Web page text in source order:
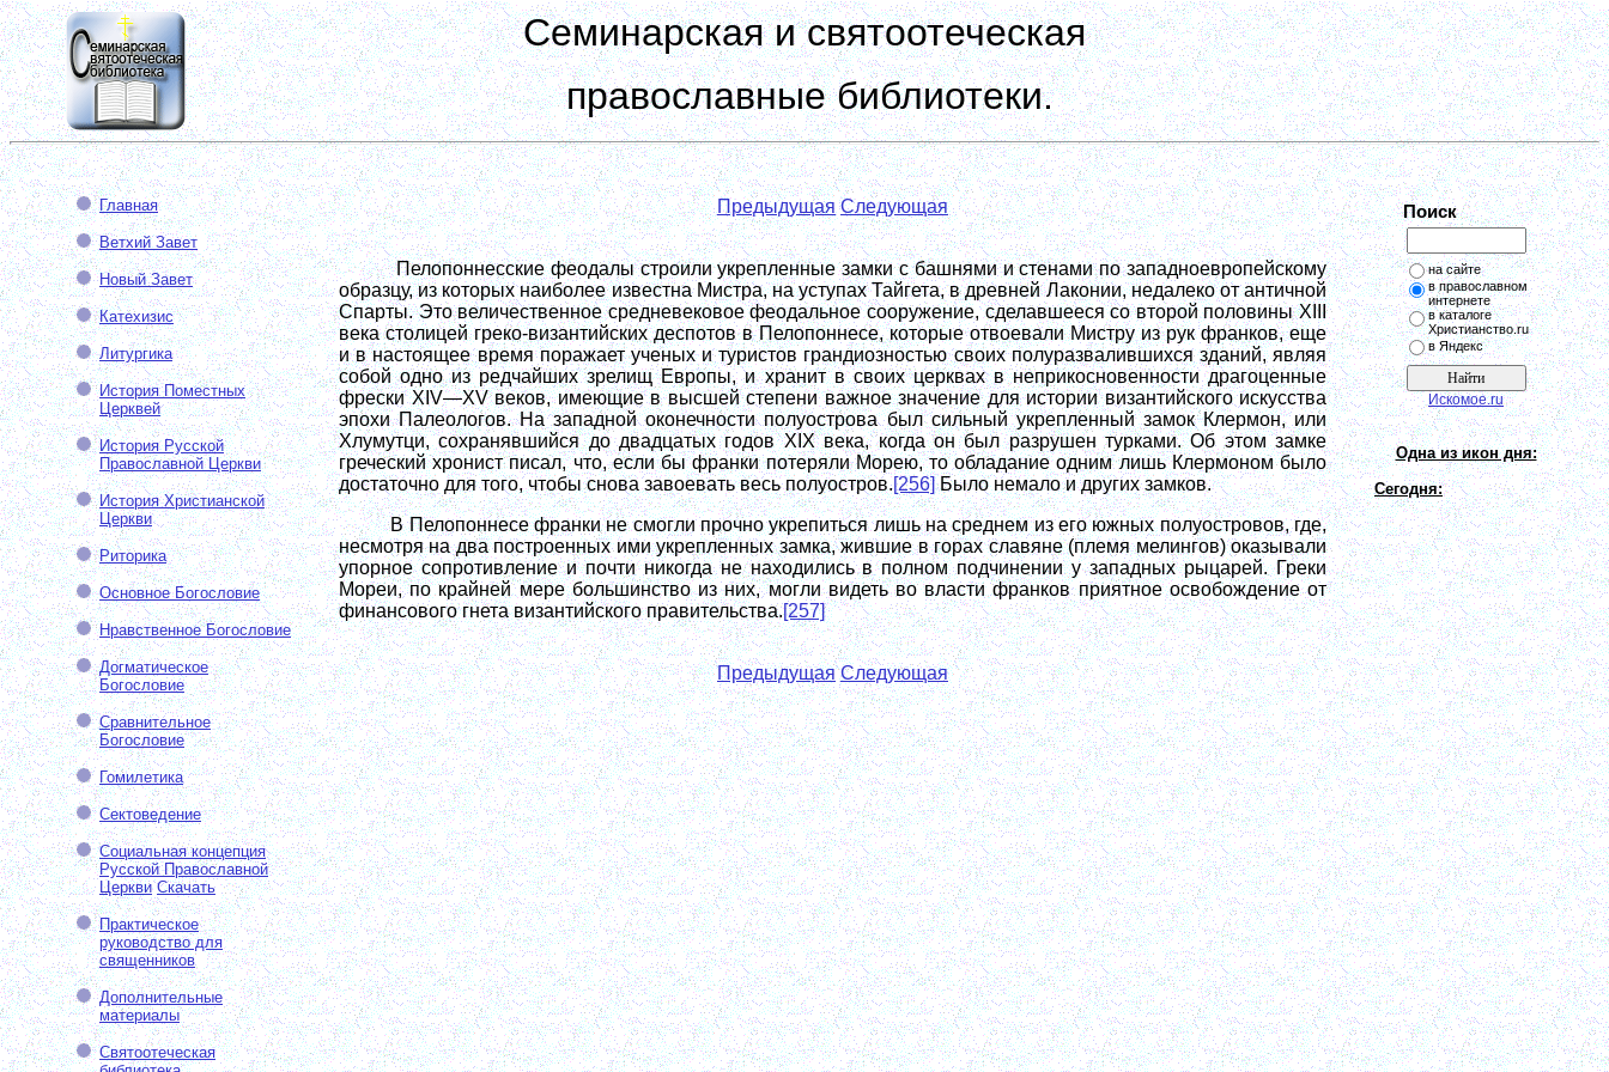
Семинарская и святоотеческая
православные библиотеки.
Главная
Ветхий Завет
Новый Завет
Катехизис
Литургика
История Поместных
Церквей
История Русской
Православной Церкви
История Христианской
Церкви
Риторика
Основное Богословие
Нравственное Богословие
Догматическое
Богословие
Сравнительное
Богословие
Гомилетика
Сектоведение
Социальная концепция
Русской Православной
Церкви Скачать
Практическое
руководство для
священников
Дополнительные
материалы
Святоотеческая
Предыдущая Следующая
Пелопоннесские феодалы строили укрепленные замки с башнями и стенами по западноевропейскому
образцу, из которых наиболее известна Мистра, на уступах Тайгета, в древней Лаконии, недалеко от античной
Спарты. Это величественное средневековое феодальное сооружение, сделавшееся со второй половины XIII
века столицей греко-византийских деспотов в Пелопоннесе, которые отвоевали Мистру из рук франков, еще
и в настоящее время поражает ученых и туристов грандиозностью своих полуразвалившихся зданий, являя
собой одно из редчайших зрелищ Европы, и хранит в своих церквах в неприкосновенности драгоценные
фрески XIV—XV веков, имеющие в высшей степени важное значение для истории византийского искусства
эпохи Палеологов. На западной оконечности полуострова был сильный укрепленный замок Клермон, или
Хлумутци, сохранявшийся до двадцатых годов XIX века, когда он был разрушен турками. Об этом замке
греческий хронист писал, что, если бы франки потеряли Морею, то обладание одним лишь Клермоном было
достаточно для того, чтобы снова завоевать весь полуостров.[256]Было немало и других замков.
В Пелопоннесе франки не смогли прочно укрепиться лишь на среднем из его южных полуостровов, где,
несмотря на два построенных ими укрепленных замка, жившие в горах славяне (племя мелингов) оказывали
упорное сопротивление и почти никогда не находились в полном подчинении у западных рыцарей. Греки
Мореи, по крайней мере большинство из них, могли видеть во власти франков приятное освобождение от
финансового гнета византийского правительства.[257]
Предыдущая Следующая
Поиск
на сайте
в православном
интернете
в каталоге
Христианство.ru
в Яндекс
Искомое.ru
Одна из икон дня:
Сегодня: